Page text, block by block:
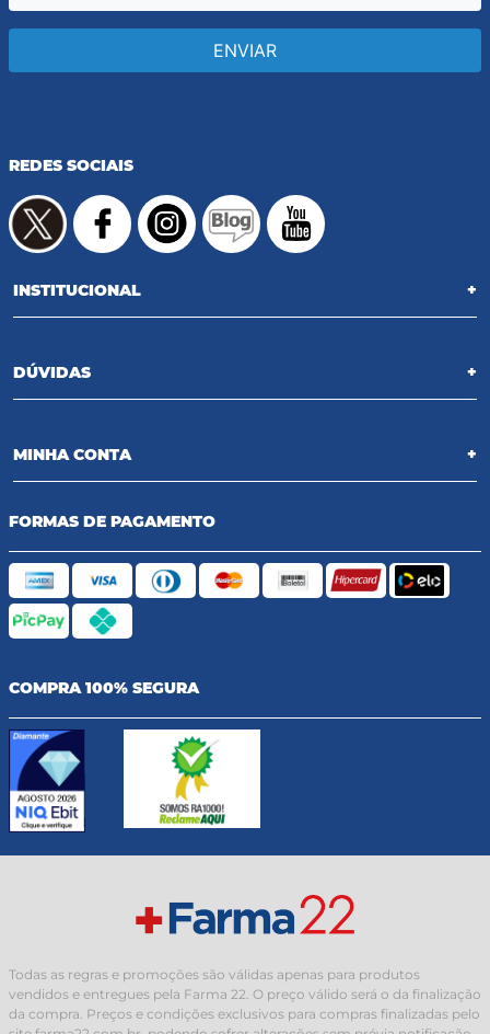
ENVIAR
REDES SOCIAIS
INSTITUCIONAL +
DÚVIDAS +
MINHA CONTA +
FORMAS DE PAGAMENTO
COMPRA 100% SEGURA
Todas as regras e promoções são válidas apenas para produtos
vendidos e entregues pela Farma 22. O preço válido será o da finalização
da compra. Preços e condições exclusivos para compras finalizadas pelo